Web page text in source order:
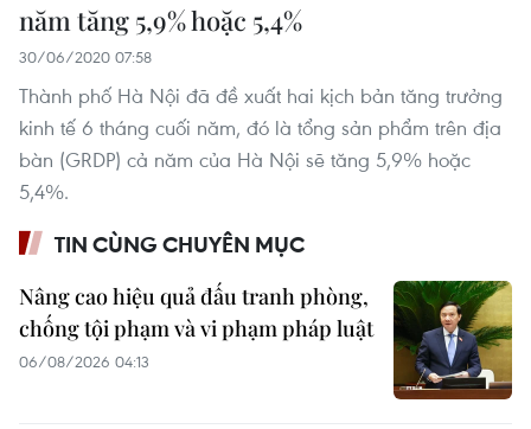
năm tăng 5,9% hoặc 5,4%
30/06/2020 07:58
Thành phố Hà Nội đã đề xuất hai kịch bản tăng trưởng
kinh tế 6 tháng cuối năm, đó là tổng sản phẩm trên địa
bàn (GRDP) cả năm của Hà Nội sẽ tăng 5,9% hoặc
5,4%.
TIN CÙNG CHUYÊN MỤC
Nâng cao hiệu quả đấu tranh phòng,
chống tội phạm và vi phạm pháp luật
06/08/2026 04:13